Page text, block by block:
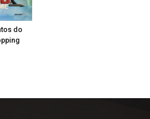
do